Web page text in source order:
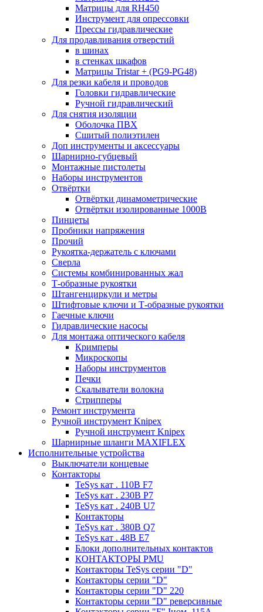
Матрицы для RH450
Инструмент для опрессовки
Прессы гидравлические
Для продавливания отверстий
в шинах
в стенках шкафов
Матрицы Tristar + (PG9-PG48)
Для резки кабеля и проводов
Головки гидравлические
Ручной гидравлический
Для снятия изоляции
Оболочка ПВХ
Сшитый полиэтилен
Доп инструменты и аксессуары
Шарнирно-губцевый
Монтажные пистолеты
Наборы инструментов
Отвёртки
Отвёртки динамометрические
Отвёртки изолированные 1000В
Пинцеты
Пробники напряжения
Прочий
Рукоятка-держатель с ключами
Сверла
Системы комбинированных жал
Т-образные рукоятки
Штангенциркули и метры
Штифтовые ключи и Т-образные рукоятки
Гаечные ключи
Гидравлические насосы
Для монтажа оптического кабеля
Кримперы
Микроскопы
Наборы инструментов
Печки
Скалыватели волокна
Стрипперы
Ремонт инструмента
Ручной инструмент Knipex
Ручной инструмент Knipex
Шарнирные шланги MAXIFLEX
Исполнительные устройства
Выключатели концевые
Контакторы
TeSys кат . 110В F7
TeSys кат . 230В P7
TeSys кат . 240В U7
Контакторы
TeSys кат . 380В Q7
TeSys кат . 48В E7
Блоки дополнительных контактов
КОНТАКТОРЫ PMU
Контакторы TeSys серии "D"
Контакторы серии "D"
Контакторы серии "D" 220
Контакторы серии "D" реверсивные